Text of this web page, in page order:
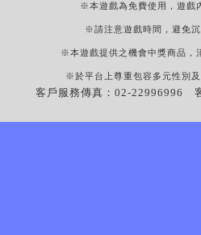
※本遊戲為免費使用，遊戲
※請注意遊戲時間，避免
※本遊戲提供之機會中獎商品，
※於平台上尊重包容多元性別
客戶服務傳真：02-22996996